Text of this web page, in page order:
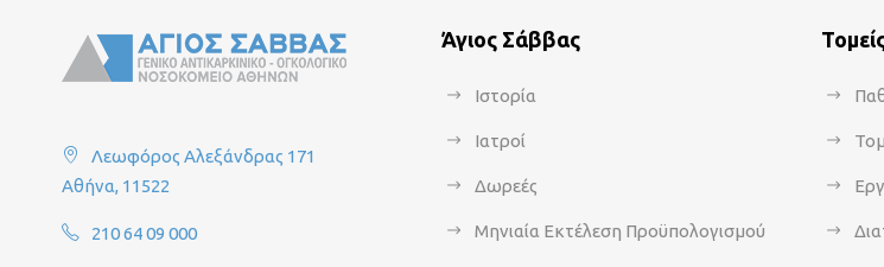
Λεωφόρος Αλεξάνδρας 171
Αθήνα, 11522
210 64 09 000
Άγιος Σάββας
Ιστορία
Ιατροί
Δωρεές
Μηνιαία Εκτέλεση Προϋπολογισμού